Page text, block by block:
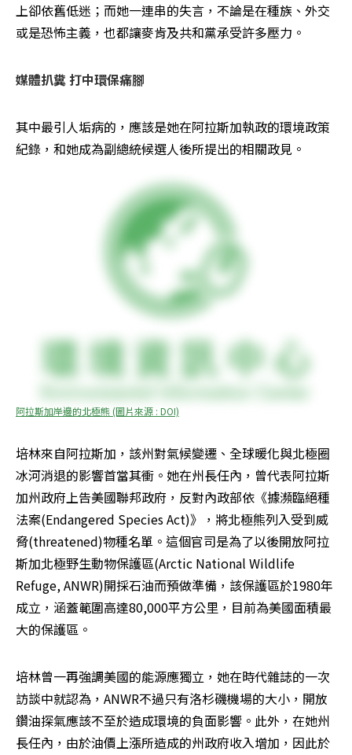
上卻依舊低迷；而她一連串的失言，不論是在種族、外交
或是恐怖主義，也都讓麥肯及共和黨承受許多壓力。
媒體扒糞 打中環保痛腳
其中最引人垢病的，應該是她在阿拉斯加執政的環境政策
紀錄，和她成為副總統候選人後所提出的相關政見。
阿拉斯加岸邊的北極熊 (圖片來源 : DOI)
培林來自阿拉斯加，該州對氣候變遷、全球暖化與北極圈
冰河消退的影響首當其衝。她在州長任內，曾代表阿拉斯
加州政府上告美國聯邦政府，反對內政部依《據瀕臨絕種
法案(Endangered Species Act)》，將北極熊列入受到威
脅(threatened)物種名單。這個官司是為了以後開放阿拉
斯加北極野生動物保護區(Arctic National Wildlife
Refuge, ANWR)開採石油而預做準備，該保護區於1980年
成立，涵蓋範圍高達80,000平方公里，目前為美國面積最
大的保護區。
培林曾一再強調美國的能源應獨立，她在時代雜誌的一次
訪談中就認為，ANWR不過只有洛杉磯機場的大小，開放
鑽油探氣應該不至於造成環境的負面影響。此外，在她州
長任內，由於油價上漲所造成的州政府收入增加，因此於